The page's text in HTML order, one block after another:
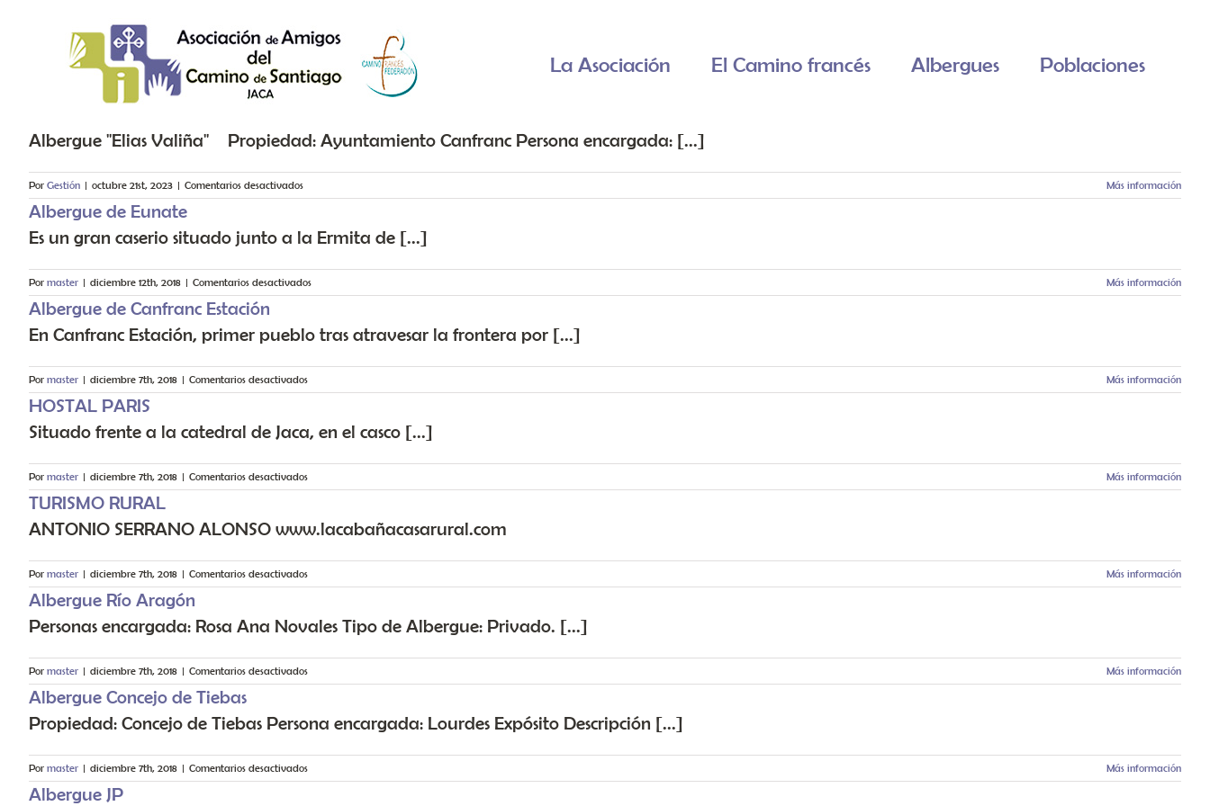
La Asociación El Camino francés Albergues Poblaciones
Albergue "Elias Valiña" Propiedad: Ayuntamiento Canfranc Persona encargada: [...]
Por Gestión | octubre 21st, 2023 | Comentarios desactivadosen Más información
Albergue de Eunate
Es un gran caserio situado junto a la Ermita de [...]
Por master | diciembre 12th, 2018 | Comentarios desactivadosen
Albergue
Eunate
Más información
Albergue de Canfranc Estación
En Canfranc Estación, primer pueblo tras atravesar la frontera por [...]
Por master | diciembre 7th, 2018 | Comentarios desactivadosen
Albergue
Canfranc
Estación
Más información
HOSTAL PARIS
Situado frente a la catedral de Jaca, en el casco [...]
Por master | diciembre 7th, 2018 | Comentarios desactivadosen
HOSTAL
Más información
TURISMO RURAL
ANTONIO SERRANO ALONSO www.lacabañacasarural.com
Por master | diciembre 7th, 2018 | Comentarios desactivadosen
TURISMO
Más información
Albergue Río Aragón
Personas encargada: Rosa Ana Novales Tipo de Albergue: Privado. [...]
Por master | diciembre 7th, 2018 | Comentarios desactivadosen
Albergue
Aragón
Más información
Albergue Concejo de Tiebas
Propiedad: Concejo de Tiebas Persona encargada: Lourdes Expósito Descripción [...]
Por master | diciembre 7th, 2018 | Comentarios desactivadosen
Albergue
Más información
Albergue JP